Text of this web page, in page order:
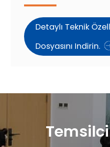
Detaylı Teknik
Dosyasını Indirin.